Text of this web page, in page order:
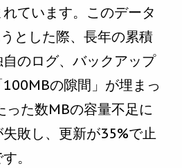
ています。このデータ
とした際、長年の累積
のログ、バックアップ
の隙間」が埋まっ
った数MBの容量不足に
敗し、更新が35%で止
。